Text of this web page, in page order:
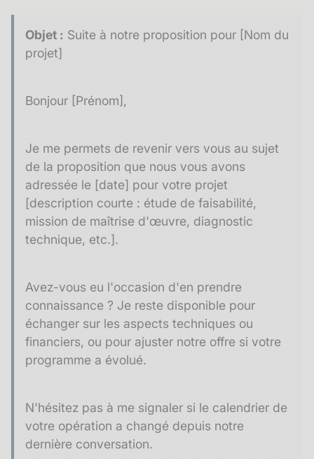
Objet : Suite à notre proposition pour [Nom du
projet]
Bonjour [Prénom],
Je me permets de revenir vers vous au sujet
de la proposition que nous vous avons
adressée le [date] pour votre projet
[description courte : étude de faisabilité,
mission de maîtrise d'œuvre, diagnostic
technique, etc.].
Avez-vous eu l'occasion d'en prendre
connaissance ? Je reste disponible pour
échanger sur les aspects techniques ou
financiers, ou pour ajuster notre offre si votre
programme a évolué.
N'hésitez pas à me signaler si le calendrier de
votre opération a changé depuis notre
dernière conversation.